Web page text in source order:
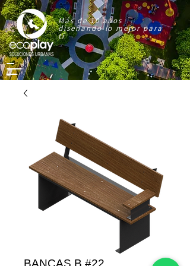
Más de 10 años
diseñando lo mejor para
ti
BANCAS B #22